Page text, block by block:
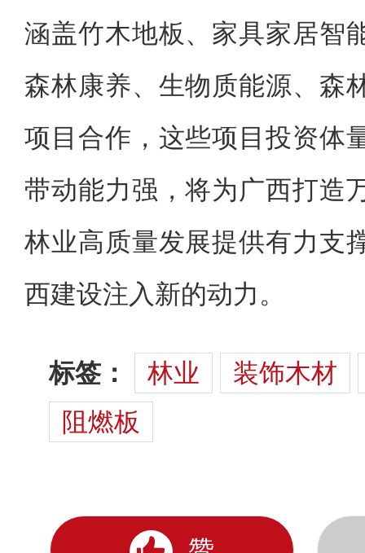
涵盖竹木地板、家具家居智
森林康养、生物质能源、森
项目合作，这些项目投资体
带动能力强，将为广西打造
林业高质量发展提供有力支
西建设注入新的动力。
标签： 林业
装饰木材
阻燃板